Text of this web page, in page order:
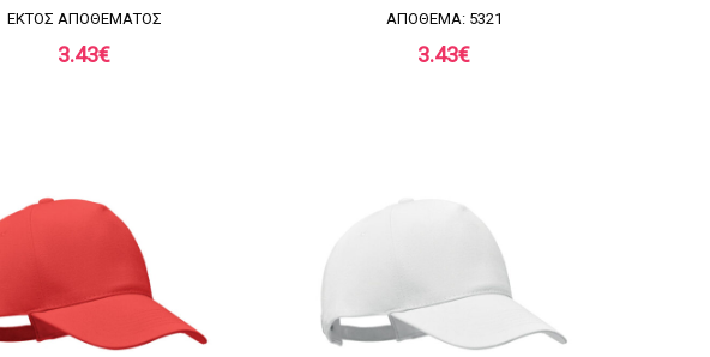
EKTOΣ ΑΠΟΘΕΜΑΤΟΣ
3.43€
ΑΠΟΘΕΜΑ: 5321
3.43€